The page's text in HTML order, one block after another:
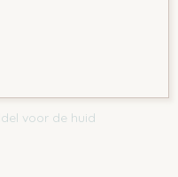
voor de huid